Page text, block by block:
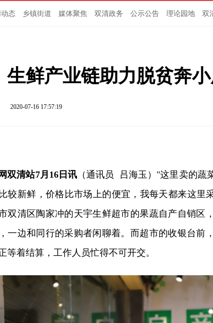
态 乡镇街道 媒体聚焦 双清政务 公示公告 理论园地 双
生鲜产业链助力脱贫奔
2020-07-16 17:57:19
双清站7月16日讯 （通讯员 吕海玉）"这里卖的蔬
较新鲜，价格比市场上的便宜，我每天都来这里
双清区陶家冲的天宇生鲜超市的果蔬自产自销区
一边和同行的采购者闲聊着。而超市的收银台前
等着结算，工作人员忙得不可开交。